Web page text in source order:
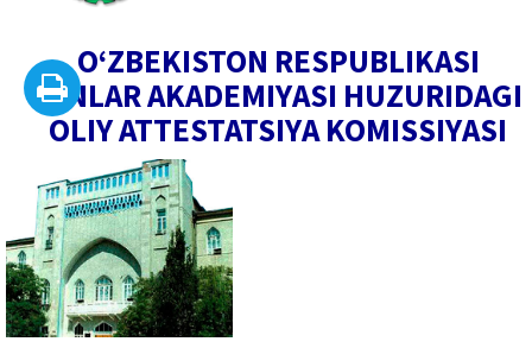
O‘ZBEKISTON RESPUBLIKASI
FANLAR AKADEMIYASI HUZURIDAGI
OLIY ATTESTATSIYA KOMISSIYASI